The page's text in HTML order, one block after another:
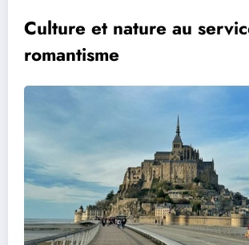
Culture et nature au
romantisme